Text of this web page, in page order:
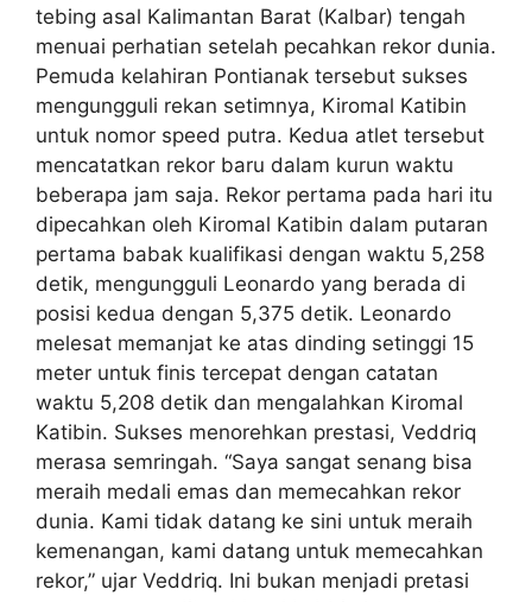
tebing asal Kalimantan Barat (Kalbar) tengah
menuai perhatian setelah pecahkan rekor dunia.
Pemuda kelahiran Pontianak tersebut sukses
mengungguli rekan setimnya, Kiromal Katibin
untuk nomor speed putra. Kedua atlet tersebut
mencatatkan rekor baru dalam kurun waktu
beberapa jam saja. Rekor pertama pada hari itu
dipecahkan oleh Kiromal Katibin dalam putaran
pertama babak kualifikasi dengan waktu 5,258
detik, mengungguli Leonardo yang berada di
posisi kedua dengan 5,375 detik. Leonardo
melesat memanjat ke atas dinding setinggi 15
meter untuk finis tercepat dengan catatan
waktu 5,208 detik dan mengalahkan Kiromal
Katibin. Sukses menorehkan prestasi, Veddriq
merasa semringah. “Saya sangat senang bisa
meraih medali emas dan memecahkan rekor
dunia. Kami tidak datang ke sini untuk meraih
kemenangan, kami datang untuk memecahkan
rekor,” ujar Veddriq. Ini bukan menjadi pretasi